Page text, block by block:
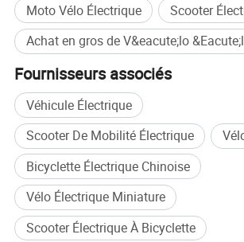
Moto Vélo Électrique
Scooter
Achat en gros de V&eacute;lo
Fournisseurs associés
Véhicule Électrique
Scooter De Mobilité Électrique
Bicyclette Électrique Chinoise
Vélo Électrique Miniature
Scooter Électrique À Bicyclette